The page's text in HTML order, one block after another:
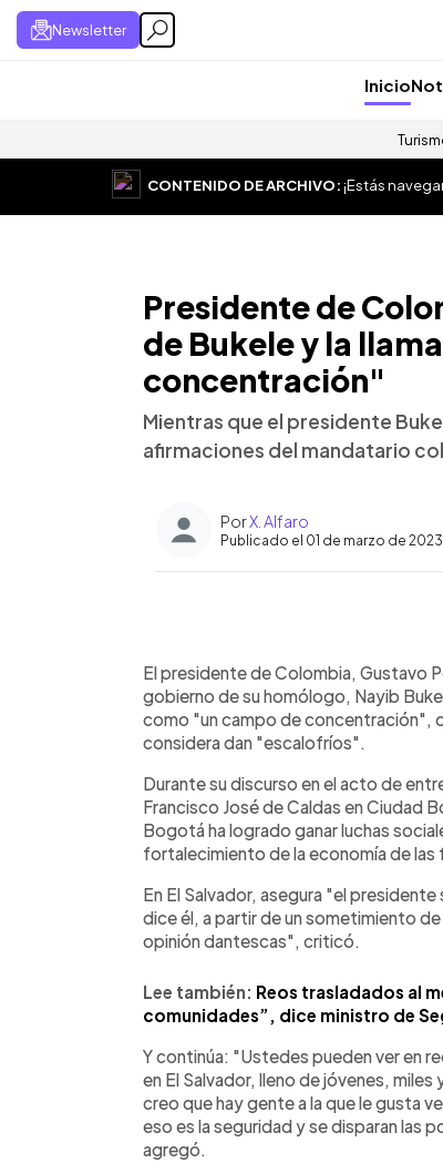
Newsletter
Inicio
CONTENIDO DE ARCHIVO:¡Estás
Presidente de
de Bukele y la
concentración"
Mientras que el presidente
afirmaciones del mandatario
PorX. Alfaro
Publicado el 01 de marzo de 2023
Escuchar artículo
El presidente de Colombia, Gustavo
gobierno de su homólogo, Nayib
como "un campo de concentración",
considera dan "escalofríos".
Durante su discurso en el acto de
Francisco José de Caldas en Ciudad
Bogotá ha logrado ganar luchas
fortalecimiento de la economía de las
En El Salvador, asegura "el
dice él, a partir de un sometimiento
opinión dantescas", criticó.
Lee también: Reos trasladados al
comunidades”, dice ministro de
Y continúa: "Ustedes pueden ver en
en El Salvador, lleno de jóvenes,
creo que hay gente a la que le gusta
eso es la seguridad y se disparan las
agregó.